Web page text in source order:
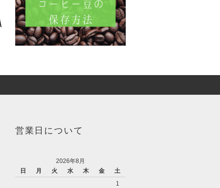
営業日について
2026年8月
日
月 火 水 木 金
土
1